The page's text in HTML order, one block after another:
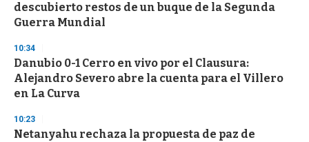
descubierto restos de un buque de la Segunda
Guerra Mundial
10:34
Danubio 0-1 Cerro en vivo por el Clausura:
Alejandro Severo abre la cuenta para el Villero
en La Curva
10:23
Netanyahu rechaza la propuesta de paz de